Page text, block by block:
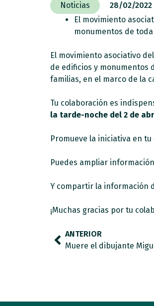
Noticias
28/02/2022
El movimiento
monumentos de
El movimiento asociativo
de edificios y monumentos
familias, en el marco de la
Tu colaboración es
la tarde-noche del 2 de
Promueve la iniciativa en
Puedes ampliar
Y compartir la información
¡Muchas gracias por tu
ANTERIOR
Muere el dibujante